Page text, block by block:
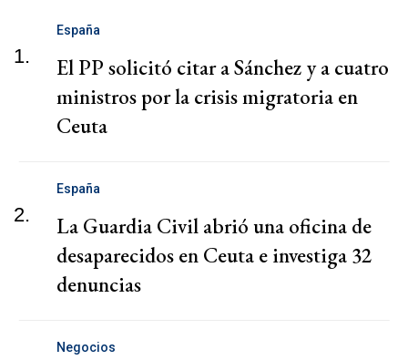
1.
España
El PP solicitó citar a Sánchez y a cuatro
ministros por la crisis migratoria en
Ceuta
2.
España
La Guardia Civil abrió una oficina de
desaparecidos en Ceuta e investiga 32
denuncias
Negocios